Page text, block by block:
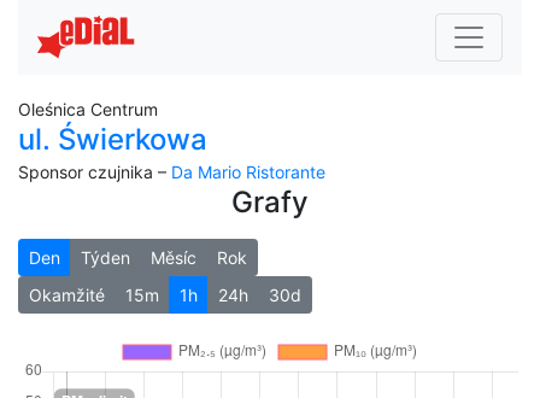
Oleśnica Centrum
ul. Świerkowa
Sponsor czujnika – Da Mario Ristorante
Grafy
Den Týden Měsíc
Rok
Okamžité
15m 1h 24h 30d